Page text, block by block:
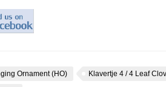
Ornament (HO) Klavertje 4 / 4 Leaf